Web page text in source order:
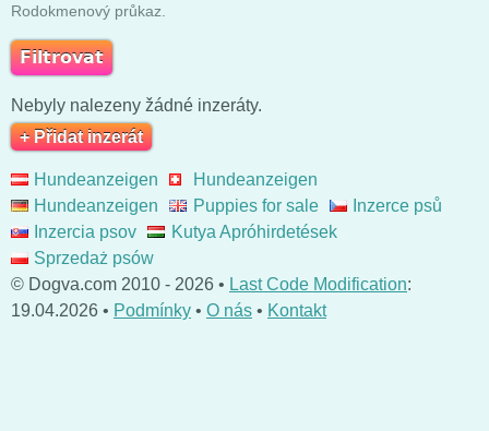
Rodokmenový průkaz.
Nebyly nalezeny žádné inzeráty.
+ Přidat inzerát
Hundeanzeigen
Hundeanzeigen
Hundeanzeigen
Puppies for sale
Inzerce psů
Inzercia psov
Kutya Apróhirdetések
Sprzedaż psów
© Dogva.com 2010 - 2026 • Last Code Modification:
19.04.2026 • Podmínky • O nás • Kontakt